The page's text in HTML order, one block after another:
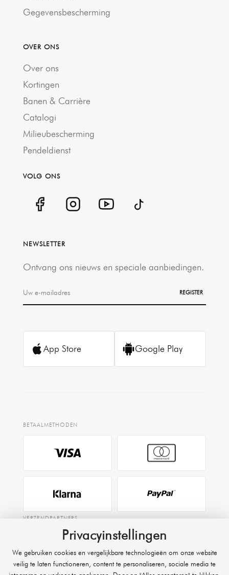
Gegevensbescherming
OVER ONS
Over ons
Kortingen
Banen & Carrière
Catalogi
Milieubescherming
Pendeldienst
VOLG ONS
NEWSLETTER
Ontvang ons nieuws en speciale aanbiedingen.
REGISTER
App Store Google Play
BETAALMETHODEN
VERZENDPARTNERS
EXPRESS
Privacyinstellingen
We gebruiken cookies en vergelijkbare technologieën om onze website
veilig te laten functioneren, content te personaliseren, sociale media te